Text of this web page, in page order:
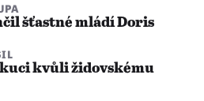
šťastné mládí Doris
kvůli židovskému